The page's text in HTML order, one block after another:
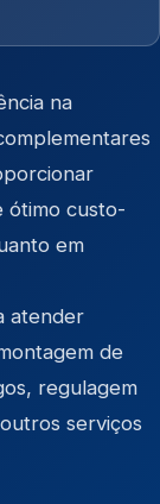
na
ótimo custo-
em
atender
de
regulagem
serviços